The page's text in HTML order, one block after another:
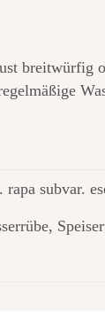
breitwürfig
rapa subvar.